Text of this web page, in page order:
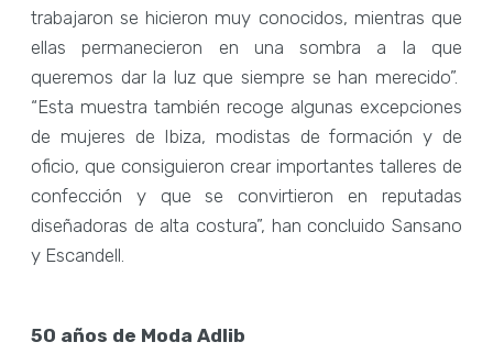
trabajaron se hicieron muy conocidos, mientras que
ellas permanecieron en una sombra a la que
queremos dar la luz que siempre se han merecido”.
“Esta muestra también recoge algunas excepciones
de mujeres de Ibiza, modistas de formación y de
oficio, que consiguieron crear importantes talleres de
confección y que se convirtieron en reputadas
diseñadoras de alta costura”, han concluido Sansano
y Escandell.
50 años de Moda Adlib